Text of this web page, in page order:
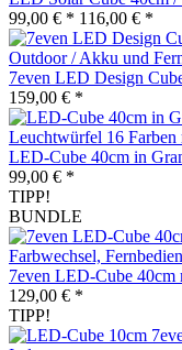
99,00 € * 116,00 € *
7even LED Design
159,00 € *
LED-Cube 40cm in
99,00 € *
TIPP!
BUNDLE
7even LED-Cube 40cm
129,00 € *
TIPP!